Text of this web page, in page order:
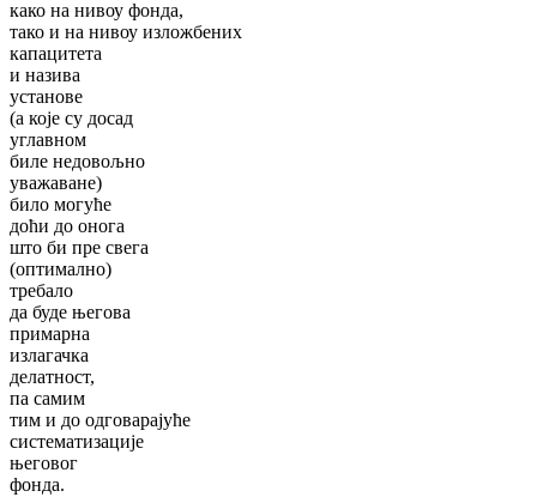
како на нивоу фонда,
тако и на нивоу изложбених
капацитета
и назива
установе
(а које су досад
углавном
биле недовољно
уважаване)
било могуће
доћи до онога
што би пре свега
(оптимално)
требало
да буде његова
примарна
излагачка
делатност,
па самим
тим и до одговарајуће
систематизације
његовог
фонда.